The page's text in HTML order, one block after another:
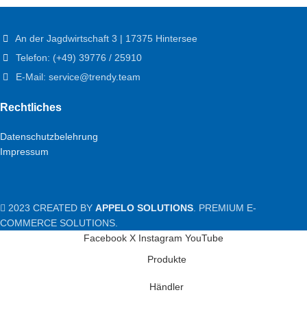
An der Jagdwirtschaft 3 | 17375 Hintersee
Telefon: (+49) 39776 / 25910
E-Mail: service@trendy.team
Rechtliches
Datenschutzbelehrung
Impressum
2023 CREATED BY APPELO SOLUTIONS . PREMIUM E-
COMMERCE SOLUTIONS.
Facebook X Instagram YouTube
Produkte
Händler